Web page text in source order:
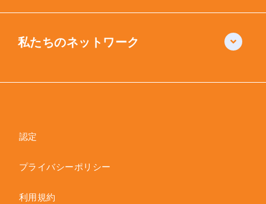
私たちのネットワーク
認定
プライバシーポリシー
利用規約